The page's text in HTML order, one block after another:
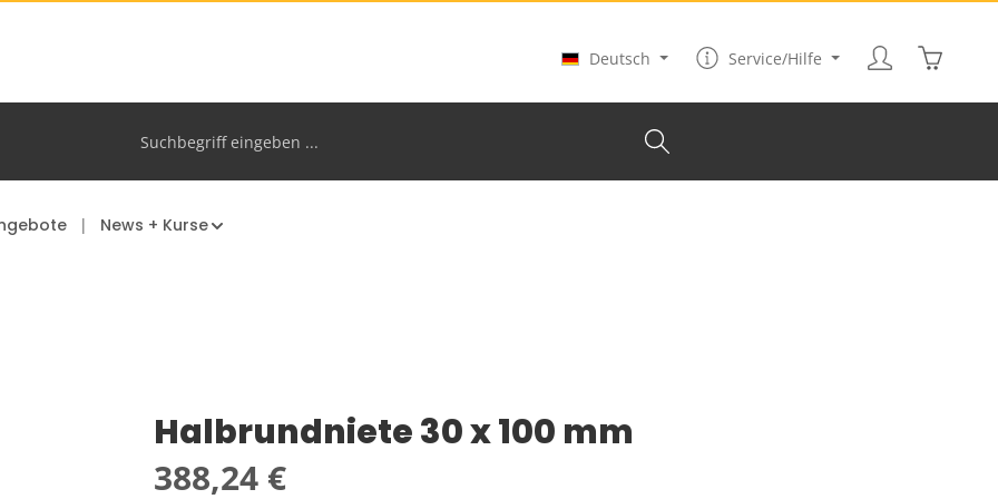
Deutsch
Service/Hilfe
News + Kurse
Halbrundniete 30 x 100 mm
Regulärer Preis:
388,24 €